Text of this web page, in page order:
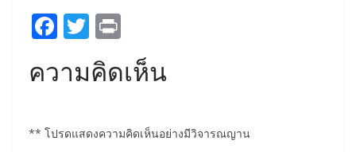
F
c
b
T
w
itt
in
t
ความคิดเห็น
** โปรดแสดงความคิดเห็นอย่างมีวิจารณญาน